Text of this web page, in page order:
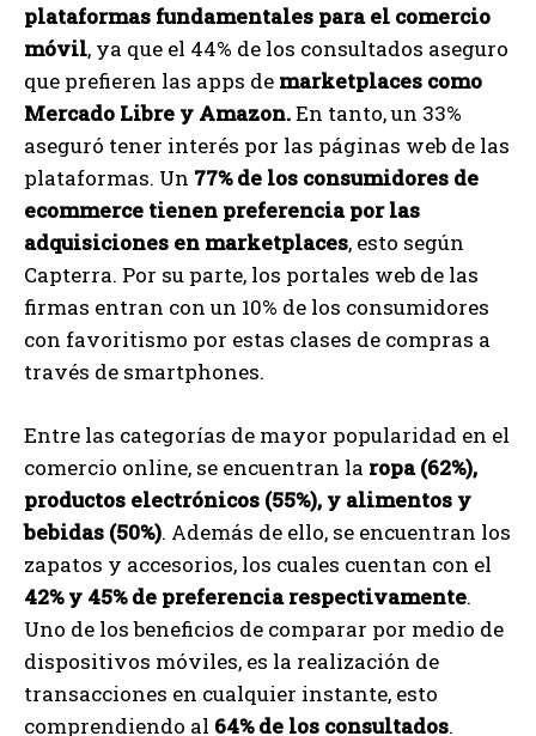
plataformas fundamentales para el comercio
móvil, ya que el 44% de los consultados aseguro
que prefieren las apps de marketplaces como
Mercado Libre y Amazon.En tanto, un 33%
aseguró tener interés por las páginas web de las
plataformas. Un 77% de los consumidores de
ecommerce tienen preferencia por las
adquisiciones en marketplaces, esto según
Capterra. Por su parte, los portales web de las
firmas entran con un 10% de los consumidores
con favoritismo por estas clases de compras a
través de smartphones.
Entre las categorías de mayor popularidad en el
comercio online, se encuentran la ropa (62%),
productos electrónicos (55%), y alimentos y
bebidas (50%). Además de ello, se encuentran los
zapatos y accesorios, los cuales cuentan con el
42% y 45% de preferencia respectivamente.
Uno de los beneficios de comparar por medio de
dispositivos móviles, es la realización de
transacciones en cualquier instante, esto
comprendiendo al 64% de los consultados.